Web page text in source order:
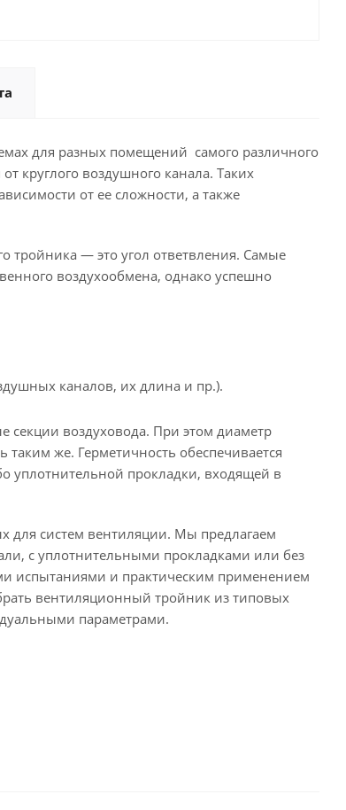
для разных помещений самого различного
круглого воздушного канала. Таких
от ее сложности, а также
тройника — это угол ответвления. Самые
воздухообмена, однако успешно
каналов, их длина и пр.).
секции воздуховода. При этом диаметр
же. Герметичность обеспечивается
уплотнительной прокладки, входящей в
для систем вентиляции. Мы предлагаем
с уплотнительными прокладками или без
испытаниями и практическим применением
вентиляционный тройник из типовых
параметрами.